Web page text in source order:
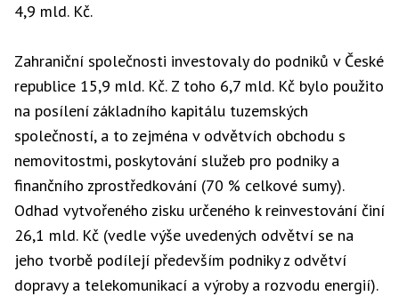
4,9 mld. Kč.
Zahraniční společnosti investovaly do podniků v České
republice 15,9 mld. Kč. Z toho 6,7 mld. Kč bylo použito
na posílení základního kapitálu tuzemských
společností, a to zejména v odvětvích obchodu s
nemovitostmi, poskytování služeb pro podniky a
finančního zprostředkování (70 % celkové sumy).
Odhad vytvořeného zisku určeného k reinvestování činí
26,1 mld. Kč (vedle výše uvedených odvětví se na
jeho tvorbě podílejí především podniky z odvětví
dopravy a telekomunikací a výroby a rozvodu energií).